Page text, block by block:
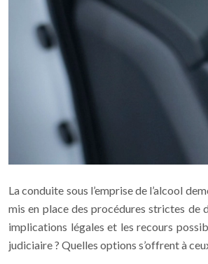
La conduite sous l’emprise de l’alcool
mis en place des procédures strictes de
implications légales et les recours
judiciaire ? Quelles options s’offrent à